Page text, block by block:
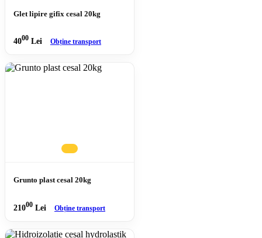
Glet lipire gifix cesal 20kg
4000 Lei Obține transport
Grunto plast cesal 20kg
21000 Lei Obține transport